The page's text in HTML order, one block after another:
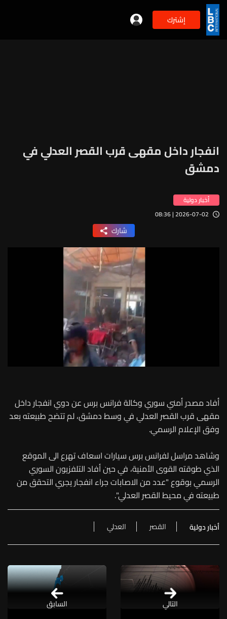
إشترك
انفجار داخل مقهى قرب القصر العدلي في
دمشق
أخبار دولية
2026-07-02 | 08:36
شارك
أفاد مصدر أمني سوري وكالة فرانس برس عن دوي انفجار داخل
مقهى قرب القصر العدلي في وسط دمشق، لم تتضح طبيعته بعد
وفق الإعلام الرسمي.
وشاهد مراسل لفرانس برس سيارات اسعاف تهرع الى الموقع
الذي طوقته القوى الأمنية، في حين أفاد التلفزيون السوري
الرسمي بوقوع "عدد من الاصابات جراء انفجار يجري التحقق من
طبيعته في محيط القصر العدلي".
أخبار دولية القصر العدلي
التالي السابق